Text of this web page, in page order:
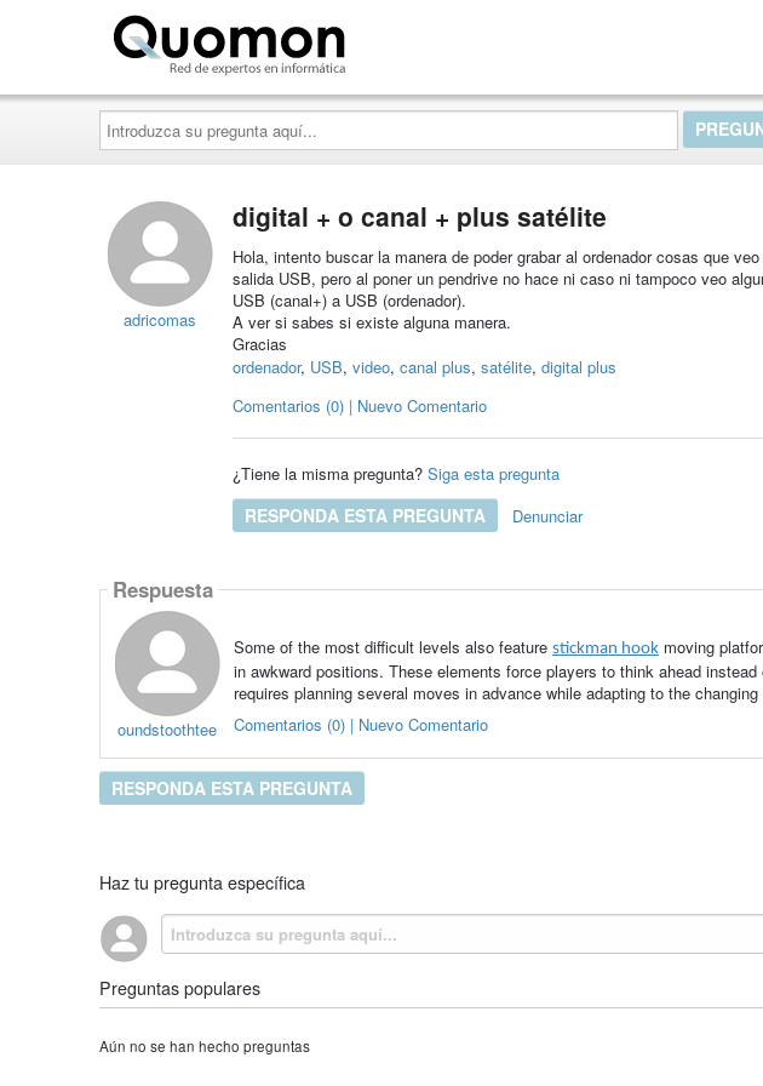
Introduzca
su
pregunta
aquí...
adricomas
digital + o canal + plus satélite
Hola, intento buscar la manera de poder grabar al ordenador cosas que
salida USB, pero al poner un pendrive no hace ni caso ni tampoco veo
USB (canal+) a USB (ordenador).
A ver si sabes si existe alguna manera.
Gracias
ordenador, USB, video, canal plus, satélite, digital plus
Comentarios (0) | Nuevo Comentario
¿Tiene la misma pregunta? Siga esta pregunta
RESPONDA ESTA PREGUNTA Denunciar
Respuesta
oundstoothtee
Some of the most difficult levels also feature stickman hookmoving
in awkward positions. These elements force players to think ahead
requires planning several moves in advance while adapting to the
Comentarios (0) | Nuevo Comentario
RESPONDA ESTA PREGUNTA
Haz tu pregunta específica
Preguntas populares
Aún no se han hecho preguntas